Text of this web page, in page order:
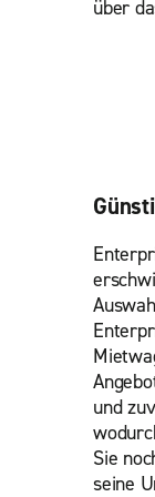
über
und
Sie
seine